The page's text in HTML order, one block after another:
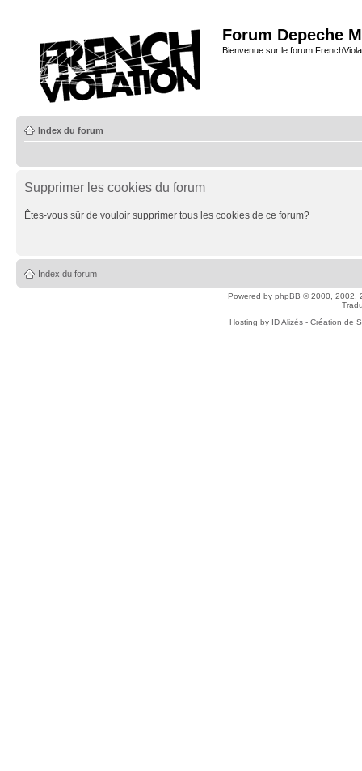
Forum Depeche
Bienvenue sur le forum
Index du forum
Supprimer les cookies du forum
Êtes-vous sûr de vouloir supprimer tous les cookies de ce forum?
Index du forum
Powered by phpBB © 2000, 2002,
Hosting by ID Alizés - Création de